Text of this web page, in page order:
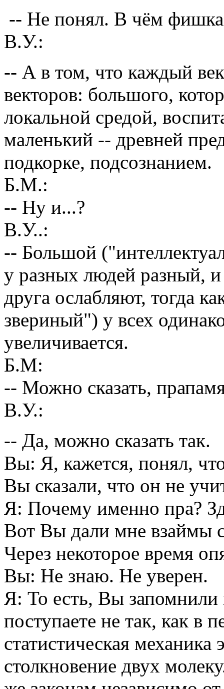
-- Не понял. В чём
В.У.:
-- А в том, что каждый
векторов: большого,
локальной средой,
маленький -- древней
подкорке, подсознанием.
Б.М.:
-- Ну и...?
В.У..:
-- Большой
у разных людей разный,
друга ослабляют, тогда
звериный") у всех
увеличивается.
Б.М:
-- Можно сказать,
В.У.:
-- Да, можно сказать так.
Вы: Я, кажется, понял,
Вы сказали, что он не
Я: Почему именно пра?
Вот Вы дали мне взаймы
Через некоторое время
Вы: Не знаю. Не уверен.
Я: То есть, Вы запомнили
поступаете не так, как в
статистическая механика
столкновение двух